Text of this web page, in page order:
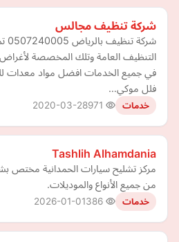
شركة تنظيف مجالس
التنظيف العامة وتلك المخصصة لأغراض
في جميع الخدمات افضل مواد معدات
فلل موكي…
خدمات 2020-03-28
Tashlih Alhamdania
مركز تشليح سيارات الحمدانية مختص
من جميع الأنواع والموديلات.
خدمات 2026-01-01